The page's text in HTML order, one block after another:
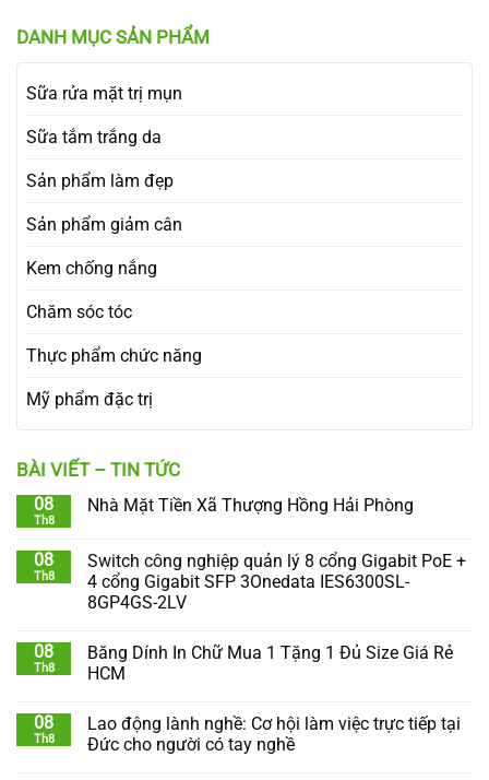
DANH MỤC SẢN PHẨM
Sữa rửa mặt trị mụn
Sữa tắm trắng da
Sản phẩm làm đẹp
Sản phẩm giảm cân
Kem chống nắng
Chăm sóc tóc
Thực phẩm chức năng
Mỹ phẩm đặc trị
BÀI VIẾT – TIN TỨC
08
Th8
Nhà Mặt Tiền Xã Thượng Hồng Hải Phòng
08
Th8
Switch công nghiệp quản lý 8 cổng Gigabit PoE +
4 cổng Gigabit SFP 3Onedata IES6300SL-
8GP4GS-2LV
08
Th8
Băng Dính In Chữ Mua 1 Tặng 1 Đủ Size Giá Rẻ
HCM
08
Th8
Lao động lành nghề: Cơ hội làm việc trực tiếp tại
Đức cho người có tay nghề